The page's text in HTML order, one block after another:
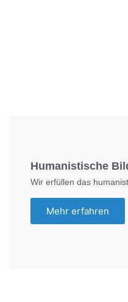
Humanistische
Wir erfüllen das
Mehr erfahren